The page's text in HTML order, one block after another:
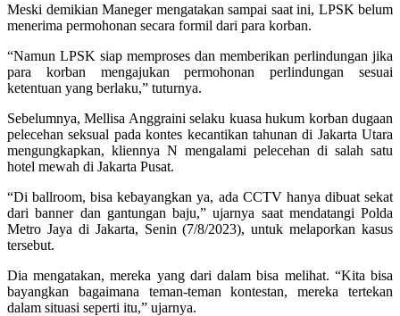
Meski demikian Maneger mengatakan sampai saat ini, LPSK belum
menerima permohonan secara formil dari para korban.
“Namun LPSK siap memproses dan memberikan perlindungan jika
para korban mengajukan permohonan perlindungan sesuai
ketentuan yang berlaku,” tuturnya.
Sebelumnya, Mellisa Anggraini selaku kuasa hukum korban dugaan
pelecehan seksual pada kontes kecantikan tahunan di Jakarta Utara
mengungkapkan, kliennya N mengalami pelecehan di salah satu
hotel mewah di Jakarta Pusat.
“Di ballroom, bisa kebayangkan ya, ada CCTV hanya dibuat sekat
dari banner dan gantungan baju,” ujarnya saat mendatangi Polda
Metro Jaya di Jakarta, Senin (7/8/2023), untuk melaporkan kasus
tersebut.
Dia mengatakan, mereka yang dari dalam bisa melihat. “Kita bisa
bayangkan bagaimana teman-teman kontestan, mereka tertekan
dalam situasi seperti itu,” ujarnya.